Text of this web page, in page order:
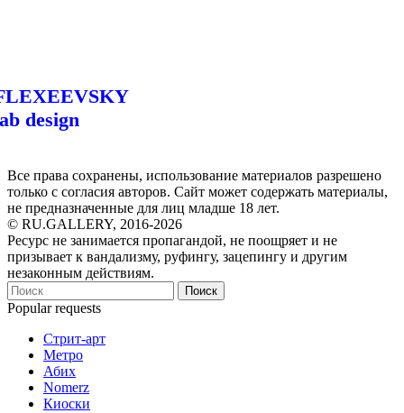
design
Все права сохранены, использование материалов разрешено
только с согласия авторов. Сайт может содержать материалы,
не предназначенные для лиц младше 18 лет.
© RU.GALLERY, 2016-2026
Ресурс не занимается пропагандой, не поощряет и не
призывает к вандализму, руфингу, зацепингу и другим
незаконным действиям.
Поиск
Popular requests
Стрит-арт
Метро
Абих
Nomerz
Киоски